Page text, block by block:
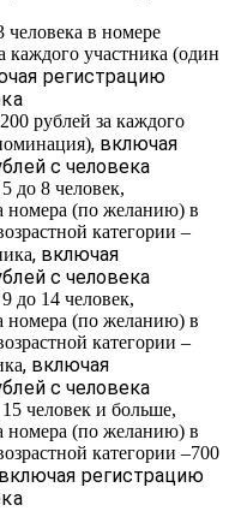
человека в номере
каждого участника (один
регистрацию
рублей за каждого
, включая
с человека
до 8 человек,
номера (по желанию) в
категории –
, включая
с человека
до 14 человек,
номера (по желанию) в
категории –
, включая
с человека
человек и больше,
номера (по желанию) в
категории –700
регистрацию